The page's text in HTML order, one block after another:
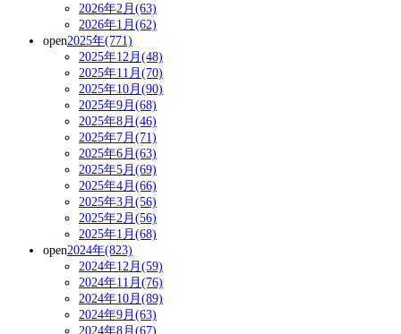
2026年2月(63)
2026年1月(62)
open2025年(771)
2025年12月(48)
2025年11月(70)
2025年10月(90)
2025年9月(68)
2025年8月(46)
2025年7月(71)
2025年6月(63)
2025年5月(69)
2025年4月(66)
2025年3月(56)
2025年2月(56)
2025年1月(68)
open2024年(823)
2024年12月(59)
2024年11月(76)
2024年10月(89)
2024年9月(63)
2024年8月(67)